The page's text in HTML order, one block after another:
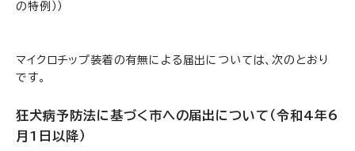
の特例））
マイクロチップ装着の有無による届出については、次のとおり
です。
狂犬病予防法に基づく市への届出について（令和4年6
月1日以降）